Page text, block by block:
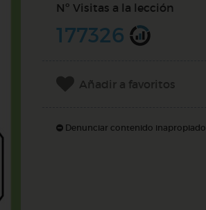
Nº Visitas a la lección
177326
Añadir a favoritos
Denunciar contenido inapropiado